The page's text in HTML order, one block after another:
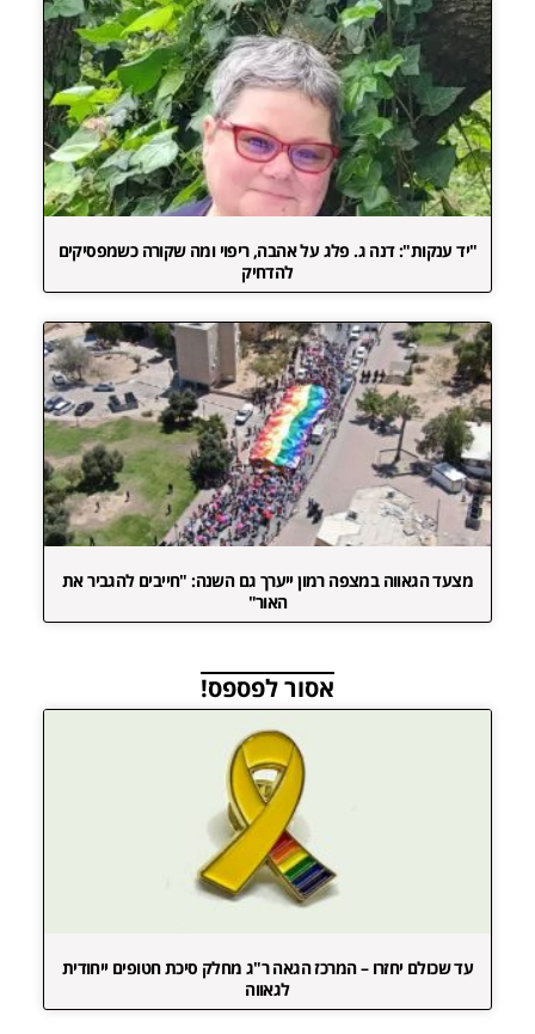
"יד ענקות": דנה ג. פלג על אהבה, ריפוי ומה שקורה כשמפסיקים
להדחיק
מצעד הגאווה במצפה רמון ייערך גם השנה: "חייבים להגביר את
האור"
אסור לפספס!
עד שכולם יחזרו – המרכז הגאה ר"ג מחלק סיכת חטופים ייחודית
לגאווה